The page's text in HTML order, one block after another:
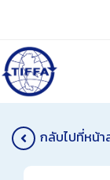
หน้าแรก
เกี่ยวกับเรา
กลับไปที่หน้า